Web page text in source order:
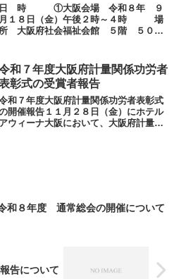
日 時 ①大阪会場 令和８年 ９
月１８日（金）午後２時～４時 場
所 大阪府社会福祉会館 ５階 ５０３
産業振興センター ４階 セミナー室
４ （いずれの会場も午後１...
和７年度大阪府計量関係功労者
彰式の受賞者報告
和７年度大阪府計量関係功労者表彰式
開催報告１１月２８日（金）にホテル
アウィーナ大阪において、大阪府計量関
和８年度 通常総会の開催について
告について